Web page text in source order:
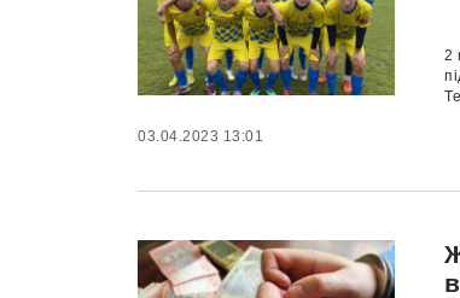
2
03.04.2023 13:01